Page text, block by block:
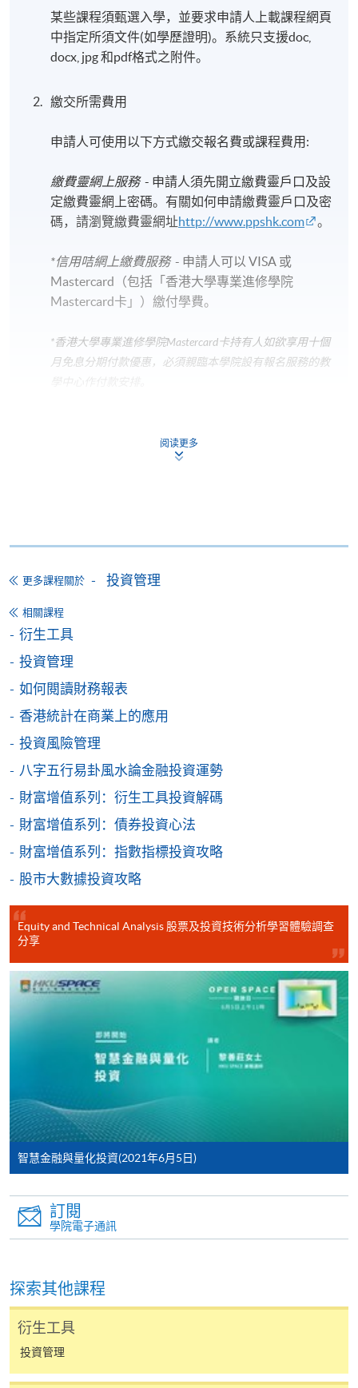
某些課程須甄選入學，並要求申請人上載課程網頁
中指定所須文件(如學歷證明)。系統只支援doc,
docx, jpg 和pdf格式之附件。
繳交所需費用
申請人可使用以下方式繳交報名費或課程費用:
繳費靈網上服務- 申請人須先開立繳費靈戶口及設
定繳費靈網上密碼。有關如何申請繳費靈戶口及密
碼，請瀏覽繳費靈網址http://www.ppshk.com 。
*信用咭網上繳費服務- 申請人可以 VISA 或
Mastercard（包括「香港大學專業進修學院
Mastercard卡」）繳付學費。
*香港大學專業進修學院Mastercard卡持有人如欲享用十個
月免息分期付款優惠，必須親臨本學院設有報名服務的教
報讀同一學歷頒授課程內其他單元
個別課程為須報讀同一學歷頒授課程及其他單元或繳
交下期學費的學員，提供網上服務，如學員就讀的課
網上支付可通過「繳費靈」(PPS) (不適用於手機)、
VISA 或 Mastercard、「微信支付」(Online WeChat
繳付學費。
親身報名/郵遞
報讀新課程
SF26報名表，親往報名中心或以郵遞方式連同學
[下載報名表SF26
申請學歷頒授及專業課程可能需要其他資料，報名
表可向報名中心或有關課程負責人索取。填妥申請
表格後，請連同報名費/學費以及所需證明文件親
報讀同一學歷頒授課程內其他單元
​學院為學歷頒授課程特設「註冊及學費通知」，適
用於一般學歷頒授課程。
(「通知」)，請填妥有關「通知」，並親往報名中
心或以郵遞方式，遞交「通知」及繳交所需費用。
有關繳費詳情，請參閱
何疑問，請詳閱個別課程資料，或聯絡有關課程負責
人或報名中心。
阅读更多
更多課程關於 投資管理
相關課程
衍生工具
投資管理
如何閱讀財務報表
香港統計在商業上的應用
投資風險管理
八字五行易卦風水論金融投資運勢
財富增值系列：衍生工具投資解碼
財富增值系列：債券投資心法
財富增值系列：指數指標投資攻略
股市大數據投資攻略
Equity and Technical Analysis 股票及投資技術分析學習體驗調查
分享
智慧金融與量化投資(2021年6月5日)
訂閱
學院電子通訊
探索其他課程
衍生工具
投資管理